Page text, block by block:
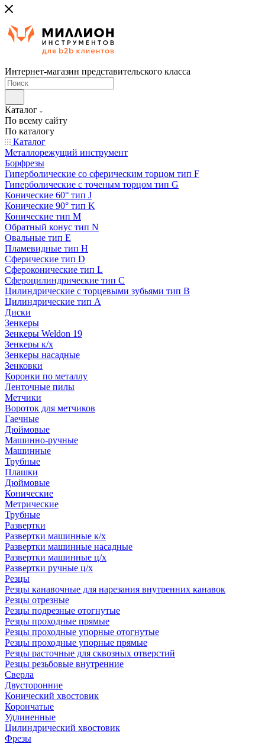
Интернет-магазин представительского класса
Каталог
По всему сайту
По каталогу
Каталог
Металлорежущий инструмент
Борфрезы
Гиперболические cо сферическим торцом тип F
Гиперболические с точеным торцом тип G
Конические 60° тип J
Конические 90° тип K
Конические тип M
Обратный конус тип N
Овальные тип E
Пламевидные тип H
Сферические тип D
Сфероконические тип L
Сфероцилиндрические тип C
Цилиндрические с торцевыми зубьями тип B
Цилиндрические тип А
Диски
Зенкеры
Зенкеры Weldon 19
Зенкеры к/х
Зенкеры насадные
Зенковки
Коронки по металлу
Ленточные пилы
Метчики
Вороток для метчиков
Гаечные
Дюймовые
Машинно-ручные
Машинные
Трубные
Плашки
Дюймовые
Конические
Метрические
Трубные
Развертки
Развертки машинные к/х
Развертки машинные насадные
Развертки машинные ц/х
Развертки ручные ц/х
Резцы
Резцы канавочные для нарезания внутренних канавок
Резцы отрезные
Резцы подрезные отогнутые
Резцы проходные прямые
Резцы проходные упорные отогнутые
Резцы проходные упорные прямые
Резцы расточные для сквозных отверстий
Резцы резьбовые внутренние
Сверла
Двусторонние
Конический хвостовик
Корончатые
Удлиненные
Цилиндрический хвостовик
Фрезы